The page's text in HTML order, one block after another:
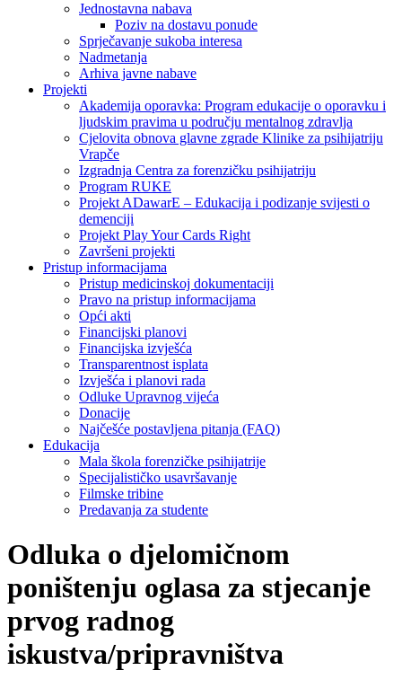
Jednostavna nabava
Poziv na dostavu ponude
Sprječavanje sukoba interesa
Nadmetanja
Arhiva javne nabave
Projekti
Akademija oporavka: Program edukacije o oporavku i
ljudskim pravima u području mentalnog zdravlja
Cjelovita obnova glavne zgrade Klinike za psihijatriju
Vrapče
Izgradnja Centra za forenzičku psihijatriju
Program RUKE
Projekt ADawarE – Edukacija i podizanje svijesti o
demenciji
Projekt Play Your Cards Right
Završeni projekti
Pristup informacijama
Pristup medicinskoj dokumentaciji
Pravo na pristup informacijama
Opći akti
Financijski planovi
Financijska izvješća
Transparentnost isplata
Izvješća i planovi rada
Odluke Upravnog vijeća
Donacije
Najčešće postavljena pitanja (FAQ)
Edukacija
Mala škola forenzičke psihijatrije
Specijalističko usavršavanje
Filmske tribine
Predavanja za studente
Odluka o djelomičnom
poništenju oglasa za stjecanje
prvog radnog
iskustva/pripravništva